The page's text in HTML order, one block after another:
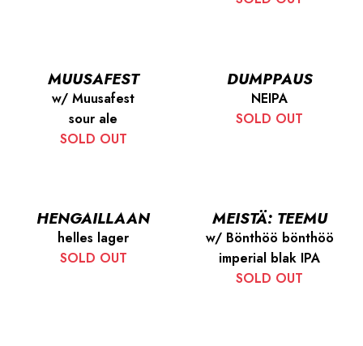
MUUSAFEST
w/ Muusafest
sour ale
SOLD OUT
DUMPPAUS
NEIPA
SOLD OUT
HENGAILLAAN
helles lager
SOLD OUT
MEISTÄ: TEEMU
w/ Bönthöö bönthöö
imperial blak IPA
SOLD OUT